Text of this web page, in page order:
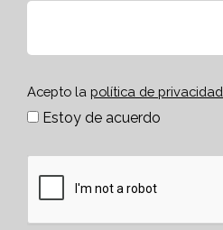
Acepto la política de privacidad
Estoy de acuerdo